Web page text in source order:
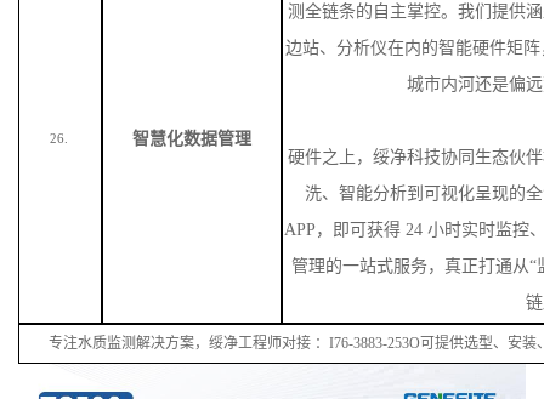
26. 智慧化数据管理
测全链条的自主掌控。我们提供
边站、分析仪在内的智能硬件矩
城市内河还是偏
硬件之上，绥净科技协同生态伙
洗、智能分析到可视化呈现的
APP，即可获得 24 小时实时监控
管理的一站式服务，真正打通从“
专注水质监测解决方案，绥净工程师对接 ：I76-3883-253O可提供选型、安装